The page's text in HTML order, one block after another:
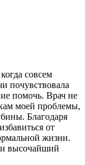
совсем
почувствовала
помочь. Врач не
моей проблемы,
Благодаря
от
жизни.
и высочайший